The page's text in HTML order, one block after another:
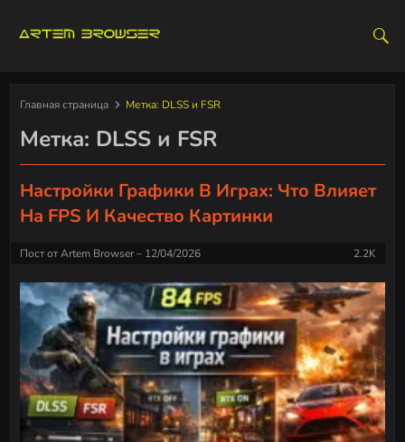
Главная страница Метка: DLSS и FSR
Метка: DLSS и FSR
Настройки Графики В Играх: Что Влияет
На FPS И Качество Картинки
Пост отArtem Browser 12/04/2026 2.2K